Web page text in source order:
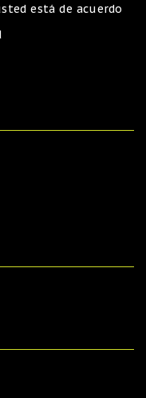
está de acuerdo